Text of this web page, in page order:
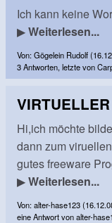
Ich kann keine
▶Weiterlesen...
Von: Gögelein Rudolf
3 Antworten, letzte von
Hi,ich möchte
dann zum
gutes freeware
▶Weiterlesen...
Von: alter-hase123
eine Antwort von alter-